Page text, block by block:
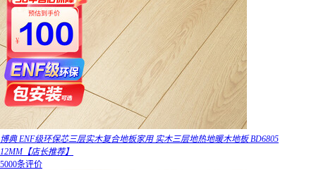
博典 ENF级环保芯三层实木复合地板家用 实木三层地热地暖木地板 BD6805
12MM【店长推荐】
5000条评价